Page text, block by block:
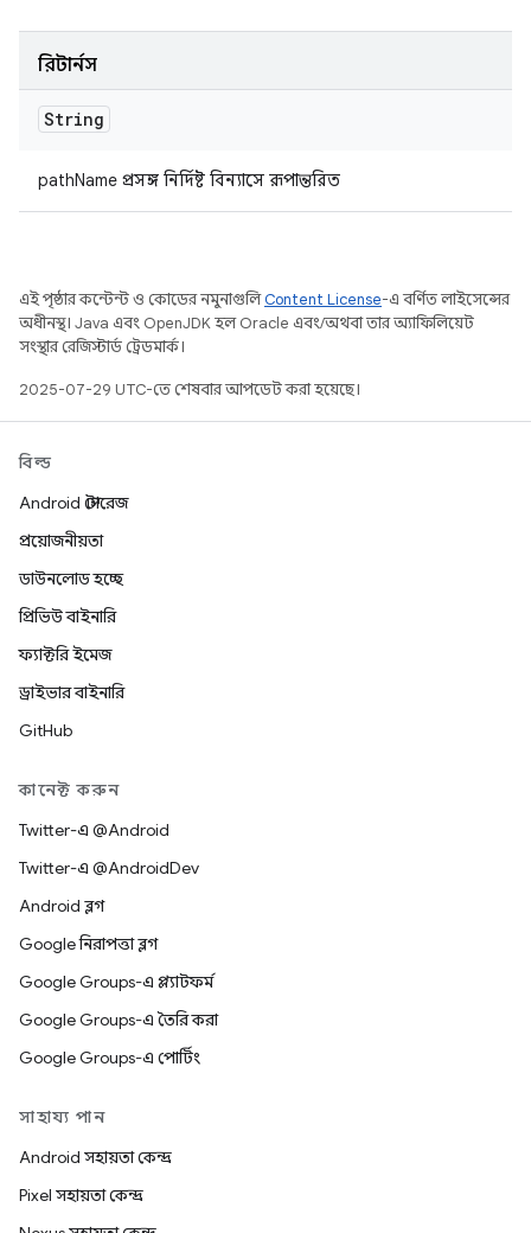
রিটার্নস
String
pathName প্রসঙ্গ নির্দিষ্ট বিন্যাসে রূপান্তরিত
এই পৃষ্ঠার কন্টেন্ট ও কোডের নমুনাগুলিContent License-এ বর্ণিত লাইসেন্সের
অধীনস্থ। Java এবং OpenJDK হল Oracle এবং/অথবা তার অ্যাফিলিয়েট
সংস্থার রেজিস্টার্ড ট্রেডমার্ক।
2025-07-29 UTC-তে শেষবার আপডেট করা হয়েছে।
বিল্ড
Android স্টোরেজ
প্রয়োজনীয়তা
ডাউনলোড হচ্ছে
প্রিভিউ বাইনারি
ফ্যাক্টরি ইমেজ
ড্রাইভার বাইনারি
GitHub
কানেক্ট করুন
Twitter-এ @Android
Twitter-এ @AndroidDev
Android ব্লগ
Google নিরাপত্তা ব্লগ
Google Groups-এ প্ল্যাটফর্ম
Google Groups-এ তৈরি করা
Google Groups-এ পোর্টিং
সাহায্য পান
Android সহায়তা কেন্দ্র
Pixel সহায়তা কেন্দ্র